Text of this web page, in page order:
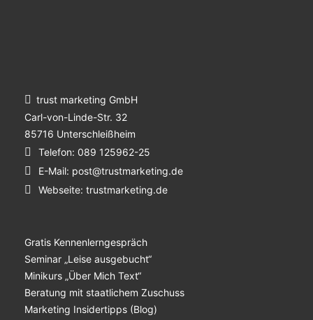
trust marketing GmbH
Carl-von-Linde-Str. 32
85716 Unterschleißheim
Telefon: 089 125962-25
E-Mail: post@trustmarketing.de
Webseite: trustmarketing.de
Gratis Kennenlerngespräch
Seminar „Leise ausgebucht“
Minikurs „Über Mich Text“
Beratung mit staatlichem Zuschuss
Marketing Insidertipps (Blog)